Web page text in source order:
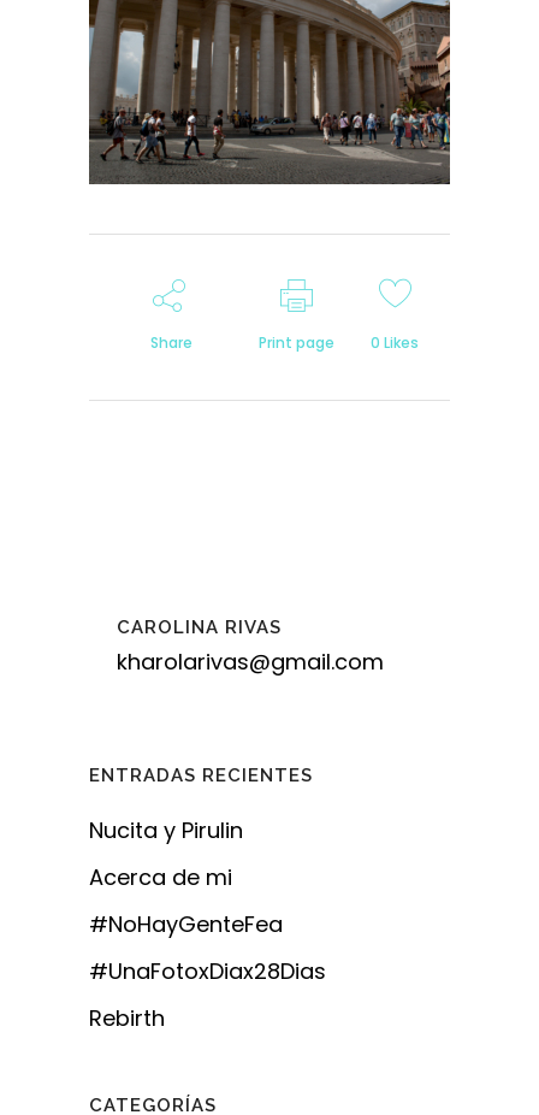
Share Print page 0 Likes
CAROLINA RIVAS
kharolarivas@gmail.com
ENTRADAS RECIENTES
Nucita y Pirulin
Acerca de mi
#NoHayGenteFea
#UnaFotoxDiax28Dias
Rebirth
CATEGORÍAS